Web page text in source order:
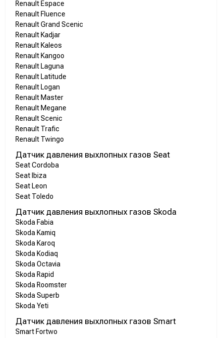
Renault Espace
Renault Fluence
Renault Grand Scenic
Renault Kadjar
Renault Kaleos
Renault Kangoo
Renault Laguna
Renault Latitude
Renault Logan
Renault Master
Renault Megane
Renault Scenic
Renault Trafic
Renault Twingo
Датчик давления выхлопных газов Seat
Seat Cordoba
Seat Ibiza
Seat Leon
Seat Toledo
Датчик давления выхлопных газов Skoda
Skoda Fabia
Skoda Kamiq
Skoda Karoq
Skoda Kodiaq
Skoda Octavia
Skoda Rapid
Skoda Roomster
Skoda Superb
Skoda Yeti
Датчик давления выхлопных газов Smart
Smart Fortwo